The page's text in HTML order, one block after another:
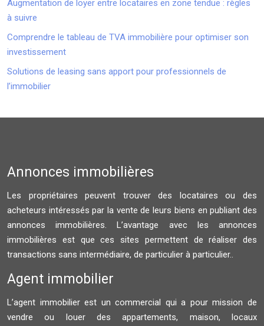
Augmentation de loyer entre locataires en zone tendue : règles
à suivre
Comprendre le tableau de TVA immobilière pour optimiser son
investissement
Solutions de leasing sans apport pour professionnels de
l’immobilier
Annonces immobilières
Les propriétaires peuvent trouver des locataires ou des
acheteurs intéressés par la vente de leurs biens en publiant des
annonces immobilières. L’avantage avec les annonces
immobilières est que ces sites permettent de réaliser des
transactions sans intermédiaire, de particulier à particulier..
Agent immobilier
L’agent immobilier est un commercial qui a pour mission de
vendre ou louer des appartements, maison, locaux